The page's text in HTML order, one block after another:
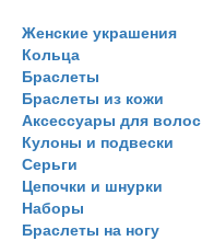
Женские украшения
Кольца
Браслеты
Браслеты из кожи
Аксессуары для волос
Кулоны и подвески
Серьги
Цепочки и шнурки
Наборы
Браслеты на ногу